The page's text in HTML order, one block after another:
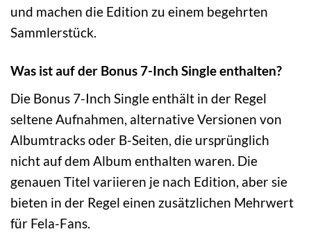
und machen die Edition zu einem begehrten
Sammlerstück.
Was ist auf der Bonus 7-Inch Single enthalten?
Die Bonus 7-Inch Single enthält in der Regel
seltene Aufnahmen, alternative Versionen von
Albumtracks oder B-Seiten, die ursprünglich
nicht auf dem Album enthalten waren. Die
genauen Titel variieren je nach Edition, aber sie
bieten in der Regel einen zusätzlichen Mehrwert
für Fela-Fans.